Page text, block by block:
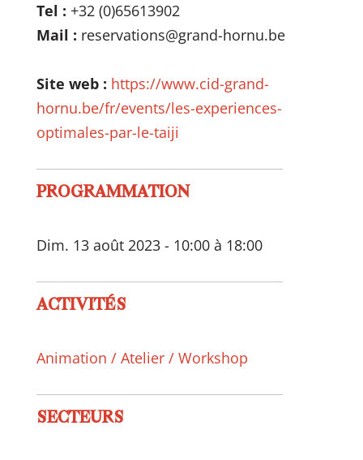
Tel : +32 (0)65613902
Mail : reservations@grand-hornu.be
Site web : https://www.cid-grand-
hornu.be/fr/events/les-experiences-
optimales-par-le-taiji
PROGRAMMATION
Dim. 13 août 2023 - 10:00 à 18:00
ACTIVITÉS
Animation / Atelier / Workshop
SECTEURS